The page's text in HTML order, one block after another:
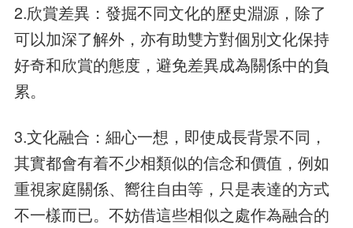
2.欣賞差異：發掘不同文化的歷史淵源，除了
可以加深了解外，亦有助雙方對個別文化保持
好奇和欣賞的態度，避免差異成為關係中的負
累。
3.文化融合：細心一想，即使成長背景不同，
其實都會有着不少相類似的信念和價值，例如
重視家庭關係、嚮往自由等，只是表達的方式
不一樣而已。不妨借這些相似之處作為融合的